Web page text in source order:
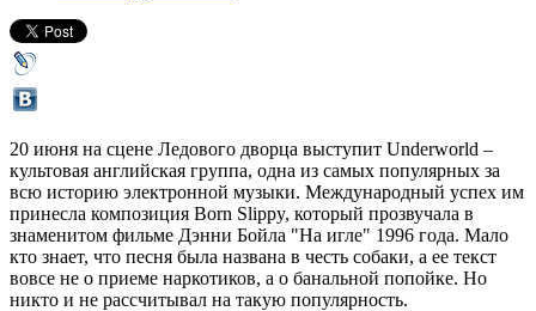
20 июня на сцене Ледового дворца выступит Underworld –
культовая английская группа, одна из самых популярных за
всю историю электронной музыки. Международный успех им
принесла композиция Born Slippy, который прозвучала в
знаменитом фильме Дэнни Бойла "На игле" 1996 года. Мало
кто знает, что песня была названа в честь собаки, а ее текст
вовсе не о приеме наркотиков, а о банальной попойке. Но
никто и не рассчитывал на такую популярность.